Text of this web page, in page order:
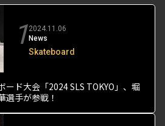
12024.11.06
News
Skateboard
ード大会「2024 SLS TOKYO」、堀
選手が参戦！